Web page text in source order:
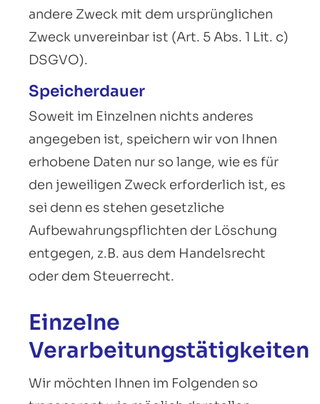
andere Zweck mit dem ursprünglichen
Zweck unvereinbar ist (Art. 5 Abs. 1 Lit. c)
DSGVO).
Speicherdauer
Soweit im Einzelnen nichts anderes
angegeben ist, speichern wir von Ihnen
erhobene Daten nur so lange, wie es für
den jeweiligen Zweck erforderlich ist, es
sei denn es stehen gesetzliche
Aufbewahrungspflichten der Löschung
entgegen, z.B. aus dem Handelsrecht
oder dem Steuerrecht.
Einzelne
Verarbeitungstätigkeiten
Wir möchten Ihnen im Folgenden so